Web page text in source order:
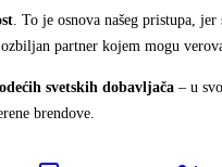
. To je osnova našeg pristupa, jer
partner kojem mogu
svetskih dobavljača – u
brendove.